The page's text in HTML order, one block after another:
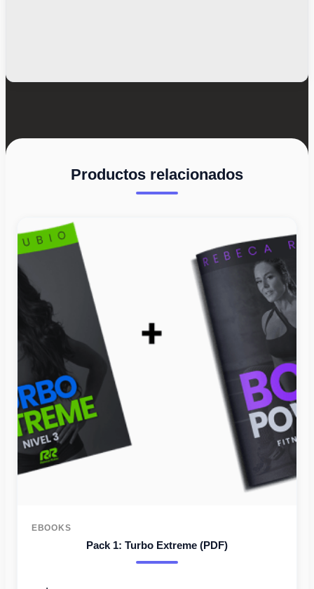
Productos relacionados
EBOOKS
Pack 1: Turbo Extreme (PDF)
94USD.
precio
actual
es:
79USD.